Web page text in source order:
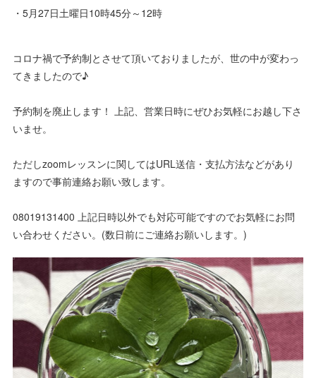
・5月27日土曜日10時45分～12時
コロナ禍で予約制とさせて頂いておりましたが、世の中が変わっ
てきましたので♪
予約制を廃止します！ 上記、営業日時にぜひお気軽にお越し下さ
いませ。
ただしzoomレッスンに関してはURL送信・支払方法などがあり
ますので事前連絡お願い致します。
08019131400 上記日時以外でも対応可能ですのでお気軽にお問
い合わせください。(数日前にご連絡お願いします。)